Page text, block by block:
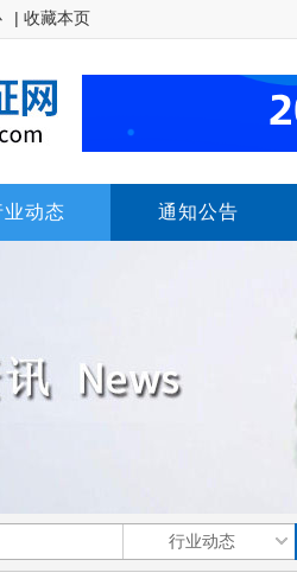
| 收藏本页
业动态 通知公告